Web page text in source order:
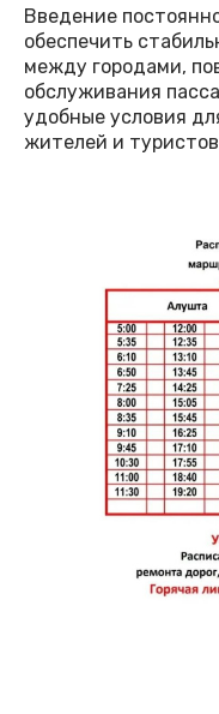
Введение
обеспечить
между городами,
обслуживания
удобные условия
жителей и